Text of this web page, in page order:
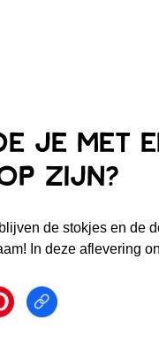
je met
zijn?
de stokjes en de
In deze aflevering
on twitter
Share on pintrest
Share link